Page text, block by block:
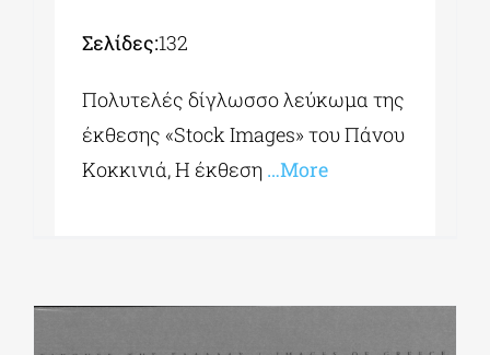
Σελίδες:132
Πολυτελές δίγλωσσο λεύκωμα της
έκθεσης «Stock Images» του Πάνου
Κοκκινιά, Η έκθεση …More